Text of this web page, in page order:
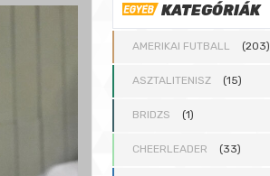
KATEGÓRIÁK
AMERIKAI FUTBALL (203)
ASZTALITENISZ (15)
BRIDZS (1)
CHEERLEADER (33)